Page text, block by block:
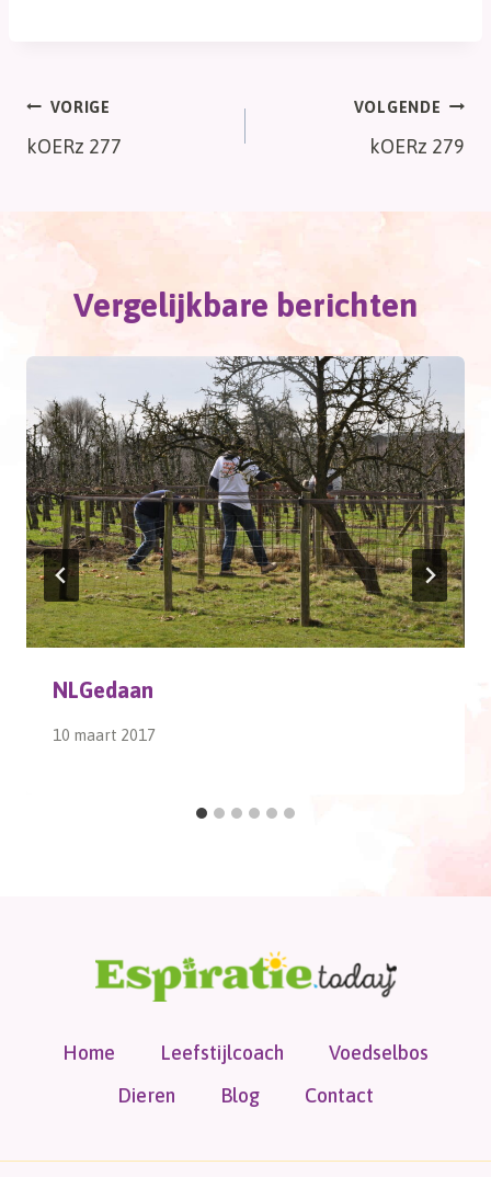
Bericht
navigatie
VORIGE
kOERz 277
VOLGENDE
kOERz 279
Vergelijkbare berichten
NLGedaan
10 maart 2017
Home Leefstijlcoach
Voedselbos
Dieren
Blog Contact